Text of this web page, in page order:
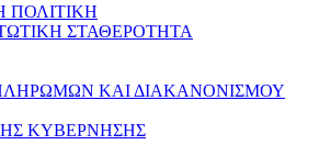
ΠΟΛΙΤΙΚΗ
ΣΤΑΘΕΡΟΤΗΤΑ
ΚΑΙ ΔΙΑΚΑΝΟΝΙΣΜΟΥ
ΚΥΒΕΡΝΗΣΗΣ